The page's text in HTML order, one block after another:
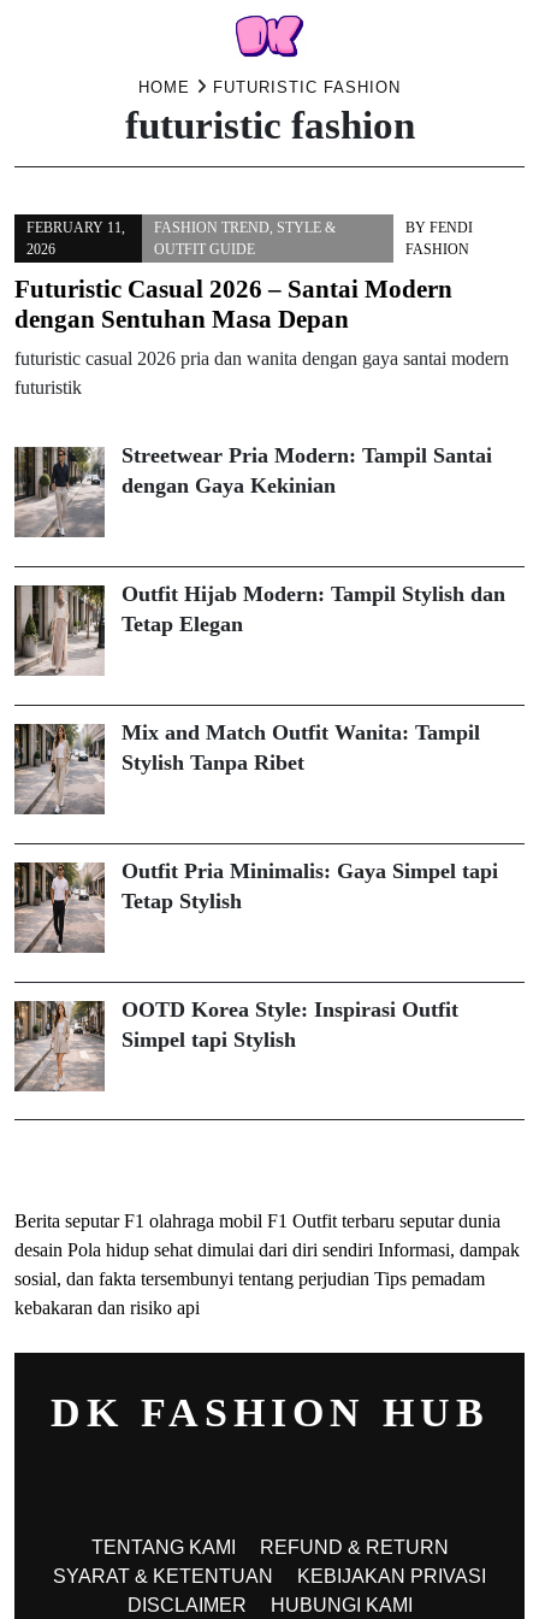
HOME FUTURISTIC FASHION
futuristic fashion
FEBRUARY 11,
2026
FASHION TREND, STYLE &
OUTFIT GUIDE
BYFENDI
FASHION
Futuristic Casual 2026 – Santai Modern
dengan Sentuhan Masa Depan
futuristic casual 2026 pria dan wanita dengan gaya santai modern
futuristik
Streetwear Pria Modern: Tampil Santai
dengan Gaya Kekinian
Outfit Hijab Modern: Tampil Stylish dan
Tetap Elegan
Mix and Match Outfit Wanita: Tampil
Stylish Tanpa Ribet
Outfit Pria Minimalis: Gaya Simpel tapi
Tetap Stylish
OOTD Korea Style: Inspirasi Outfit
Simpel tapi Stylish
Berita seputar F1 olahraga mobil F1 Outfit terbaru seputar dunia
desain Pola hidup sehat dimulai dari diri sendiri Informasi, dampak
sosial, dan fakta tersembunyi tentang perjudian Tips pemadam
kebakaran dan risiko api
DK FASHION HUB
TENTANG KAMI
REFUND & RETURN
SYARAT & KETENTUAN
KEBIJAKAN PRIVASI
DISCLAIMER
HUBUNGI KAMI